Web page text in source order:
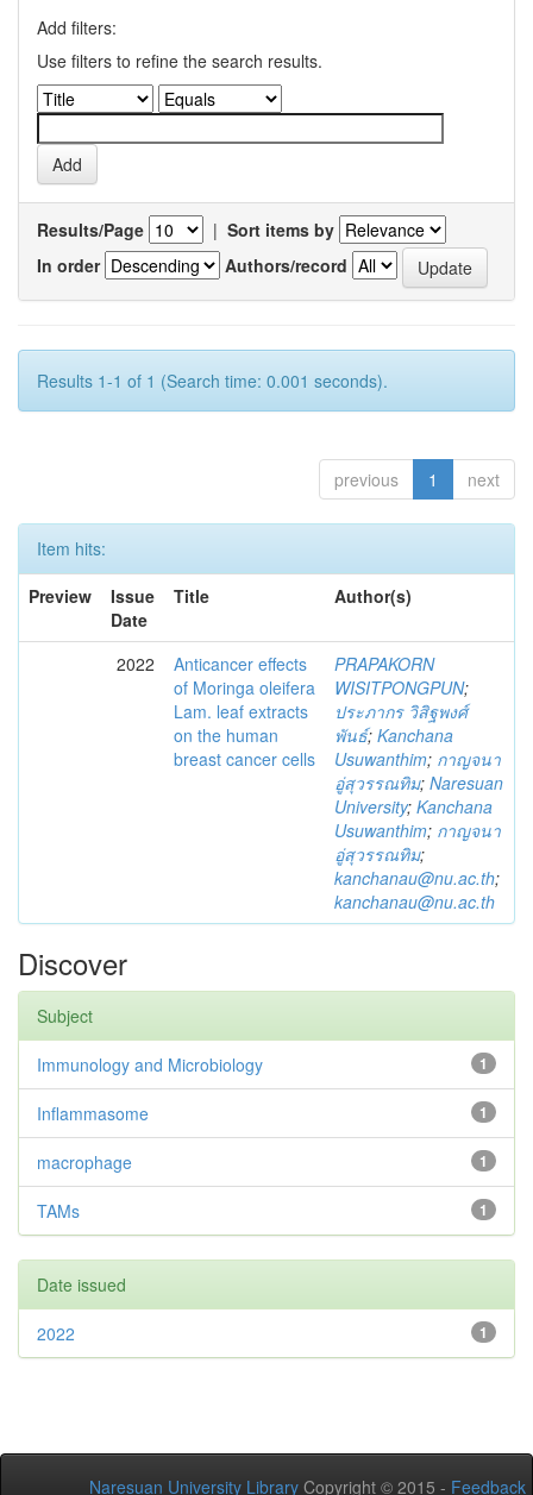
Add filters:
Use filters to refine the search results.
Results/Page | Sort items by
In order
Authors/record
Results 1-1 of 1 (Search time: 0.001 seconds).
previous 1 next
Item hits:
Preview
Issue
Date
Title Author(s)
2022
Anticancer effects
of Moringa oleifera
Lam. leaf extracts
on the human
breast cancer cells
PRAPAKORN
WISITPONGPUN;
ประภากร วิสิฐพงศ์
พันธ์; Kanchana
Usuwanthim; กาญจนา
อู่สุวรรณทิม; Naresuan
University; Kanchana
Usuwanthim; กาญจนา
อู่สุวรรณทิม;
kanchanau@nu.ac.th;
kanchanau@nu.ac.th
Discover
Subject
1
Immunology and Microbiology
1
Inflammasome
1
macrophage
1
TAMs
Date issued
1
2022
Naresuan University Library Copyright © 2015 - Feedback